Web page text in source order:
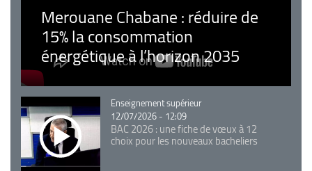
Merouane Chabane : réduire de
15% la consommation
énergétique à l’horizon 2035
Catégorie
Enseignement supérieur
12/07/2026 - 12:09
BAC 2026 : une fiche de vœux à 12
choix pour les nouveaux bacheliers